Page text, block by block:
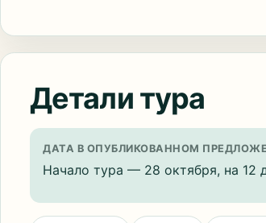
Детали тура
ДАТА В ОПУБЛИКОВАННОМ
Начало тура — 28 октября, на 12